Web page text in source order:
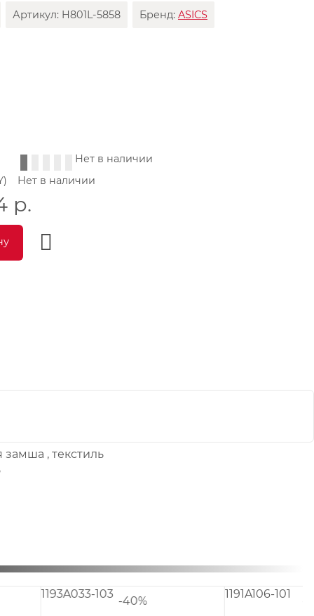
Артикул: H801L-5858 Бренд:ASICS
Нет в наличии
Нет в наличии
р.
замша , текстиль
1191A157-021